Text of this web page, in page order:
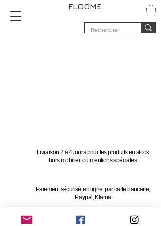
FLOOME
Livraison 2 à 4 jours pour les produits en stock
hors mobilier ou mentions spéciales
Paiement sécurisé en ligne par carte bancaire,
Paypal, Klarna
Vous avez 14 jours pour changer d'avis